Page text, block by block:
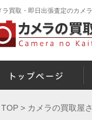
ラ買取・即日出張査定のカメ
TOP > カメラの買取屋